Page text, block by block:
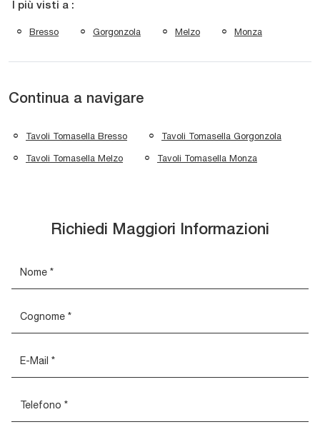
I più visti a :
Bresso Gorgonzola Melzo Monza
Continua a navigare
Tavoli Tomasella Bresso Tavoli Tomasella Gorgonzola
Tavoli Tomasella Melzo Tavoli Tomasella Monza
Richiedi Maggiori Informazioni